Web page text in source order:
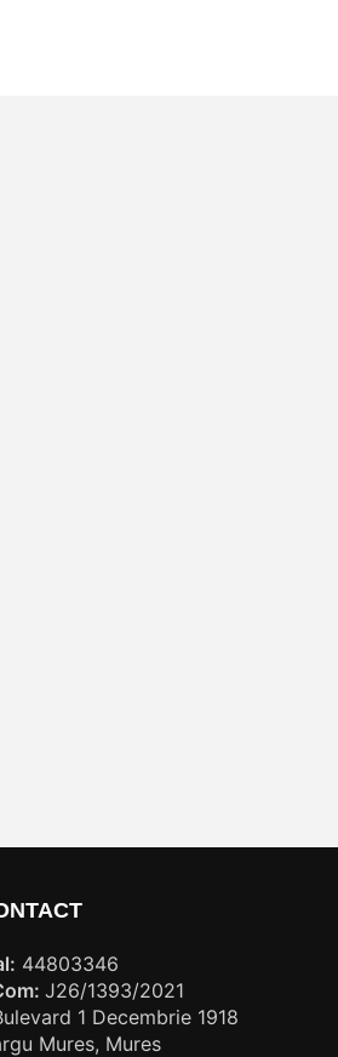
44803346
J26/1393/2021
1 Decembrie 1918
Mures, Mures